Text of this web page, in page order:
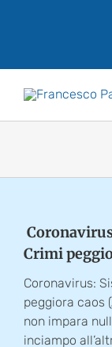
Crimi
Coronavirus:
peggiora caos
non impara
inciampo